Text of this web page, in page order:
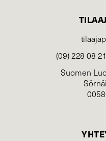
(09) 228 08
Suomen